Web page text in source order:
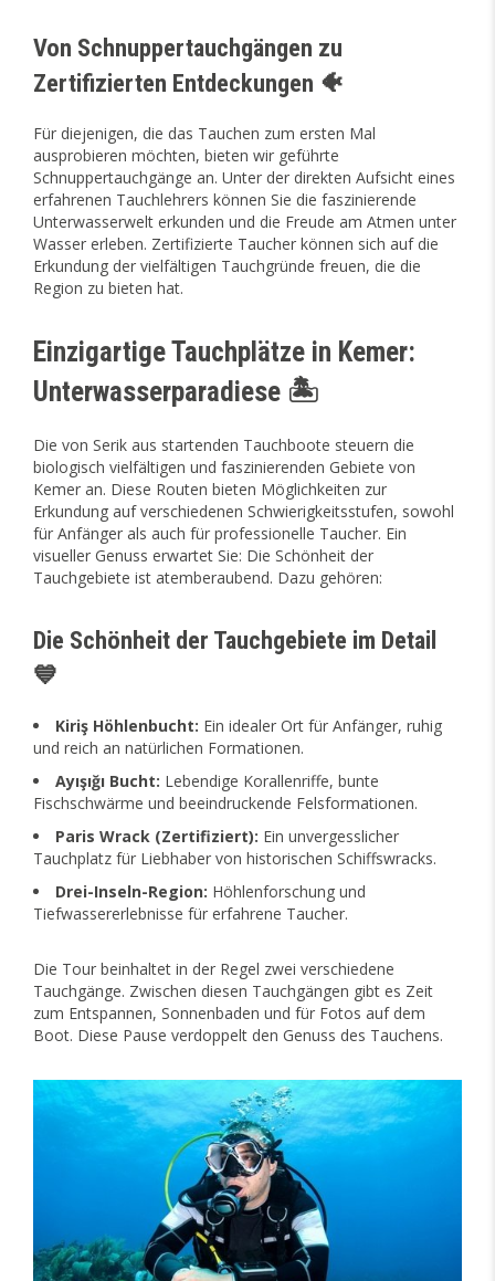
Von Schnuppertauchgängen zu
Zertifizierten Entdeckungen 🐠
Für diejenigen, die das Tauchen zum ersten Mal
ausprobieren möchten, bieten wir geführte
Schnuppertauchgänge an. Unter der direkten Aufsicht eines
erfahrenen Tauchlehrers können Sie die faszinierende
Unterwasserwelt erkunden und die Freude am Atmen unter
Wasser erleben. Zertifizierte Taucher können sich auf die
Erkundung der vielfältigen Tauchgründe freuen, die die
Region zu bieten hat.
Einzigartige Tauchplätze in Kemer:
Unterwasserparadiese 🏝️
Die von Serik aus startenden Tauchboote steuern die
biologisch vielfältigen und faszinierenden Gebiete von
Kemer an. Diese Routen bieten Möglichkeiten zur
Erkundung auf verschiedenen Schwierigkeitsstufen, sowohl
für Anfänger als auch für professionelle Taucher. Ein
visueller Genuss erwartet Sie: Die Schönheit der
Tauchgebiete ist atemberaubend. Dazu gehören:
Die Schönheit der Tauchgebiete im Detail
💙
Kiriş Höhlenbucht: Ein idealer Ort für Anfänger, ruhig
und reich an natürlichen Formationen.
Ayışığı Bucht: Lebendige Korallenriffe, bunte
Fischschwärme und beeindruckende Felsformationen.
Paris Wrack (Zertifiziert): Ein unvergesslicher
Tauchplatz für Liebhaber von historischen Schiffswracks.
Drei-Inseln-Region: Höhlenforschung und
Tiefwassererlebnisse für erfahrene Taucher.
Die Tour beinhaltet in der Regel zwei verschiedene
Tauchgänge. Zwischen diesen Tauchgängen gibt es Zeit
zum Entspannen, Sonnenbaden und für Fotos auf dem
Boot. Diese Pause verdoppelt den Genuss des Tauchens.